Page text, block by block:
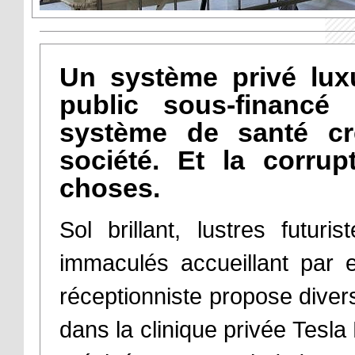
Un système privé
public sous-
système de santé
société. Et la
choses.
Sol brillant, lustres
immaculés accueillant par
réceptionniste propose
dans la clinique privée